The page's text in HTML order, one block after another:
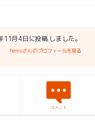
月4日に投稿 しました。
hemuさんのプロフィールを見る
コメント